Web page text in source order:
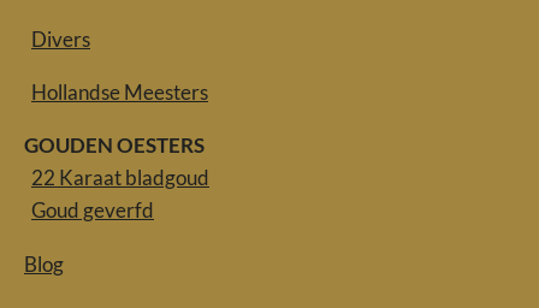
Divers
Hollandse Meesters
GOUDEN OESTERS
22 Karaat bladgoud
Goud geverfd
Blog